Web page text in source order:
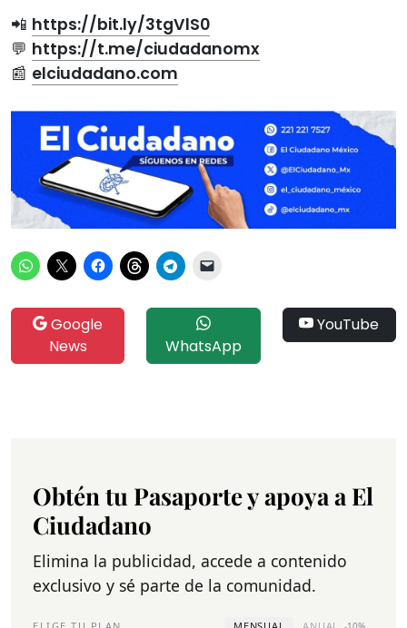
📲 https://bit.ly/3tgVlS0
💬 https://t.me/ciudadanomx
📰 elciudadano.com
Google
News
WhatsApp
YouTube
Obtén tu Pasaporte y apoya a El
Ciudadano
Elimina la publicidad, accede a contenido
exclusivo y sé parte de la comunidad.